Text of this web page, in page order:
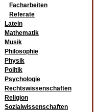
Facharbeiten
Referate
Latein
Mathematik
Musik
Philosophie
Physik
Politik
Psychologie
Rechtswissenschaften
Religion
Sozialwissenschaften